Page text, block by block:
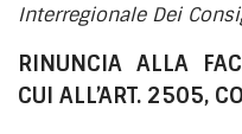
Interregionale Dei
RINUNCIA ALLA
CUI ALL’ART. 2505,